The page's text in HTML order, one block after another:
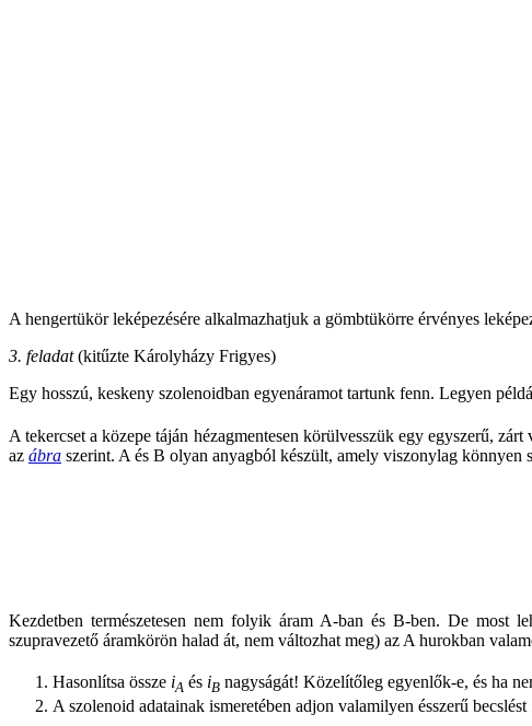
A hengertükör leképezésére alkalmazhatjuk a gömbtükörre érvényes
3. feladat(kitűzte Károlyházy Frigyes)
Egy hosszú, keskeny szolenoidban egyenáramot tartunk fenn. Legyen
A tekercset a közepe táján hézagmentesen körülvesszük egy egyszerű,
az ábra szerint. A és B olyan anyagból készült, amely viszonylag könnyen
Kezdetben természetesen nem folyik áram A-ban és B-ben. De most
szupravezető áramkörön halad át, nem változhat meg) az A hurokban
Hasonlítsa össze iA és iB nagyságát! Közelítőleg egyenlők-e, és ha
A szolenoid adatainak ismeretében adjon valamilyen ésszerű becslést